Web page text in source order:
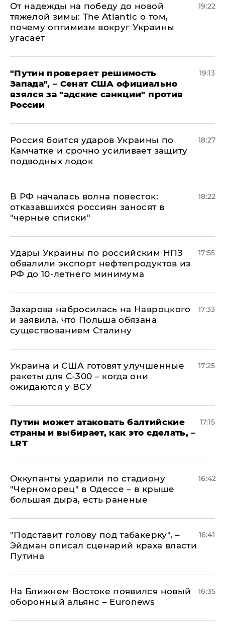
От надежды на победу до новой
тяжелой зимы: The Atlantic о том,
почему оптимизм вокруг Украины
угасает
19:22
"Путин проверяет решимость
Запада", – Сенат США официально
взялся за "адские санкции" против
России
19:13
Россия боится ударов Украины по
Камчатке и срочно усиливает защиту
подводных лодок
18:27
​В РФ началась волна повесток:
отказавшихся россиян заносят в
"черные списки"
18:22
Удары Украины по российским НПЗ
обвалили экспорт нефтепродуктов из
РФ до 10-летнего минимума
17:55
​Захарова набросилась на Навроцкого
и заявила, что Польша обязана
существованием Сталину
17:33
Украина и США готовят улучшенные
ракеты для С-300 – когда они
ожидаются у ВСУ
17:25
Путин может атаковать балтийские
страны и выбирает, как это сделать, –
LRT
17:15
Оккупанты ударили по стадиону
"Черноморец" в Одессе – в крыше
большая дыра, есть раненые
16:42
​"Подставит голову под табакерку", –
Эйдман описал сценарий краха власти
Путина
16:41
На Ближнем Востоке появился новый
оборонный альянс – Euronews
16:35